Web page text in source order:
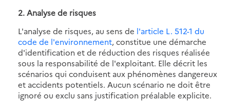
2. Analyse de risques
L'analyse de risques, au sens de l'article L. 512-1 du
code de l'environnement, constitue une démarche
d'identification et de réduction des risques réalisée
sous la responsabilité de l'exploitant. Elle décrit les
scénarios qui conduisent aux phénomènes dangereux
et accidents potentiels. Aucun scénario ne doit être
ignoré ou exclu sans justification préalable explicite.